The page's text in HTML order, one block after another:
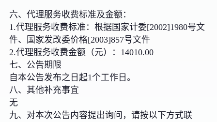
六、代理服务收费标准及金额：
1.代理服务收费标准：根据国家计委[2002]1980号文
件、国家发改委价格[2003]857号文件
2.代理服务收费金额（元）：14010.00
七、公告期限
自本公告发布之日起1个工作日。
八、其他补充事宜
无
九、对本次公告内容提出询问，请按以下方式联